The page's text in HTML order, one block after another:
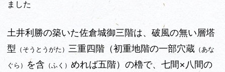
ました
土井利勝の築いた佐倉城御三階は、破風の無い層塔
型
（そうとうがた） 三重四階（初重地階の一部穴蔵 （あな
ぐら）
を含 （ふく） めれば五階）の櫓で、七間×八間の